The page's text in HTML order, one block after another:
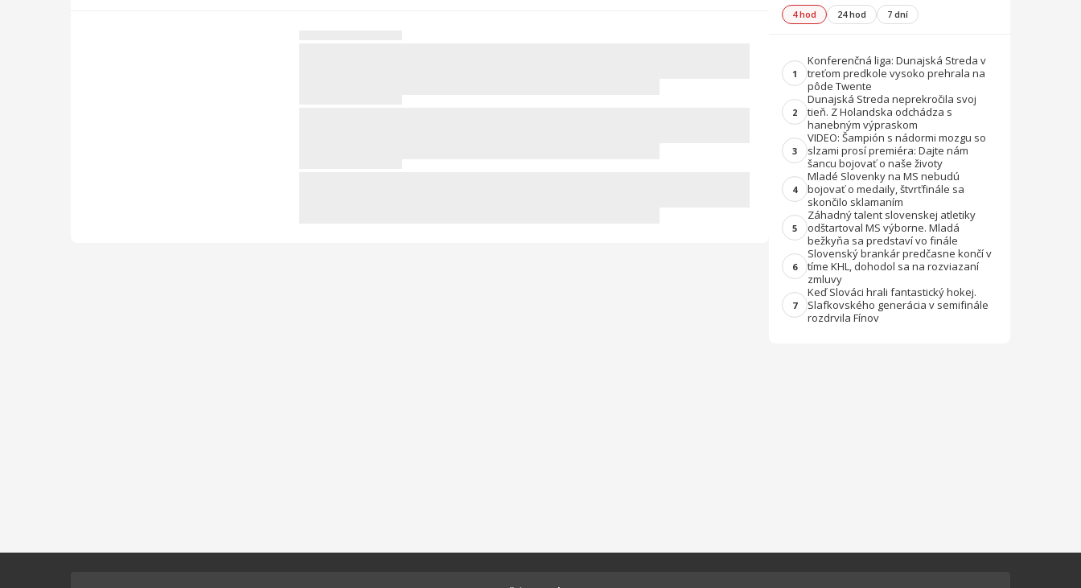
4 hod 24 hod 7 dní
1
Konferenčná liga: Dunajská Streda v
treťom predkole vysoko prehrala na
pôde Twente
2
Dunajská Streda neprekročila svoj
tieň. Z Holandska odchádza s
hanebným výpraskom
3
VIDEO: Šampión s nádormi mozgu so
slzami prosí premiéra: Dajte nám
šancu bojovať o naše životy
4
Mladé Slovenky na MS nebudú
bojovať o medaily, štvrťfinále sa
skončilo sklamaním
5
Záhadný talent slovenskej atletiky
odštartoval MS výborne. Mladá
bežkyňa sa predstaví vo finále
6
Slovenský brankár predčasne končí v
tíme KHL, dohodol sa na rozviazaní
zmluvy
7
Keď Slováci hrali fantastický hokej.
Slafkovského generácia v semifinále
rozdrvila Fínov